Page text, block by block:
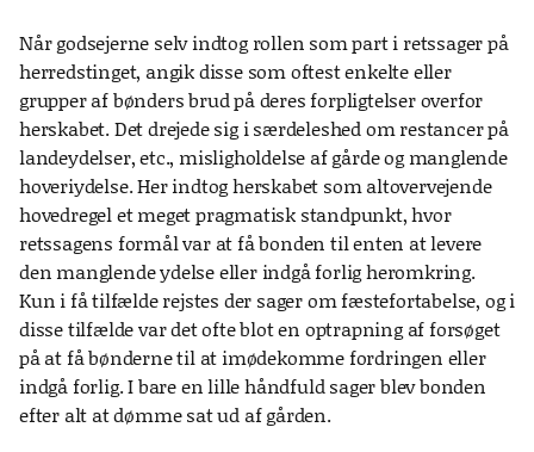
Når godsejerne selv indtog rollen som part i retssager på
herredstinget, angik disse som oftest enkelte eller
grupper af bønders brud på deres forpligtelser overfor
herskabet. Det drejede sig i særdeleshed om restancer på
landeydelser, etc., misligholdelse af gårde og manglende
hoveriydelse. Her indtog herskabet som altovervejende
hovedregel et meget pragmatisk standpunkt, hvor
retssagens formål var at få bonden til enten at levere
den manglende ydelse eller indgå forlig heromkring.
Kun i få tilfælde rejstes der sager om fæstefortabelse, og i
disse tilfælde var det ofte blot en optrapning af forsøget
på at få bønderne til at imødekomme fordringen eller
indgå forlig. I bare en lille håndfuld sager blev bonden
efter alt at dømme sat ud af gården.